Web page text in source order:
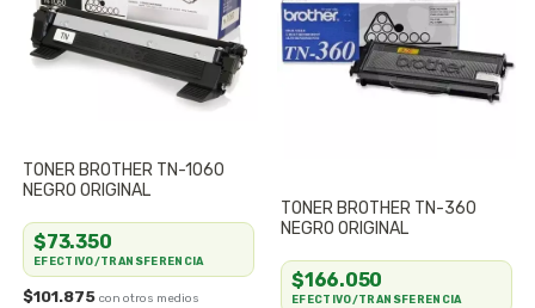
TONER BROTHER TN-1060
NEGRO ORIGINAL
$101.875
$73.350
EFECTIVO/TRANSFERENCIA
TONER BROTHER TN-360
NEGRO ORIGINAL
$166.050
EFECTIVO/TRANSFERENCIA